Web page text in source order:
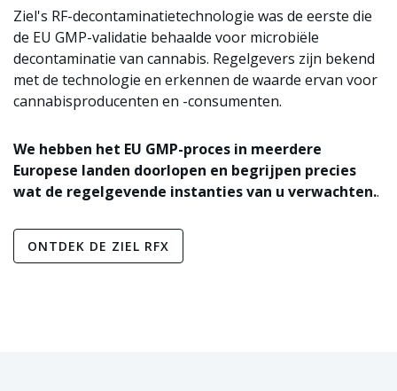
Ziel's RF-decontaminatietechnologie was de eerste die
de EU GMP-validatie behaalde voor microbiële
decontaminatie van cannabis. Regelgevers zijn bekend
met de technologie en erkennen de waarde ervan voor
cannabisproducenten en -consumenten.
We hebben het EU GMP-proces in meerdere
Europese landen doorlopen en begrijpen precies
wat de regelgevende instanties van u verwachten..
ONTDEK DE ZIEL RFX